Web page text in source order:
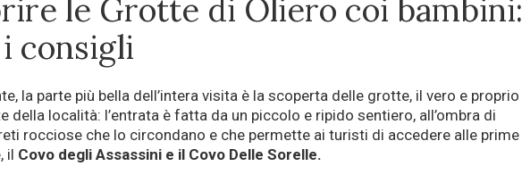
le Grotte di Oliero coi bambini:
consigli
la parte più bella dell’intera visita è la scoperta delle grotte, il vero e proprio
della località: l’entrata è fatta da un piccolo e ripido sentiero, all’ombra di
rocciose che lo circondano e che permette ai turisti di accedere alle prime
il Covo degli Assassini e il Covo Delle Sorelle.